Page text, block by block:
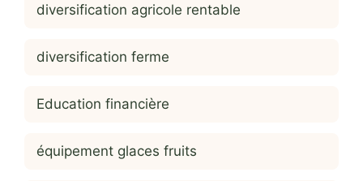
diversification agricole rentable
diversification ferme
Education financière
équipement glaces fruits